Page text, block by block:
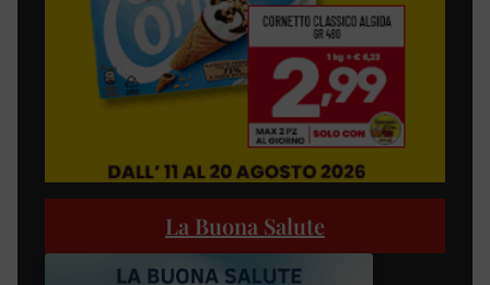
La Buona Salute